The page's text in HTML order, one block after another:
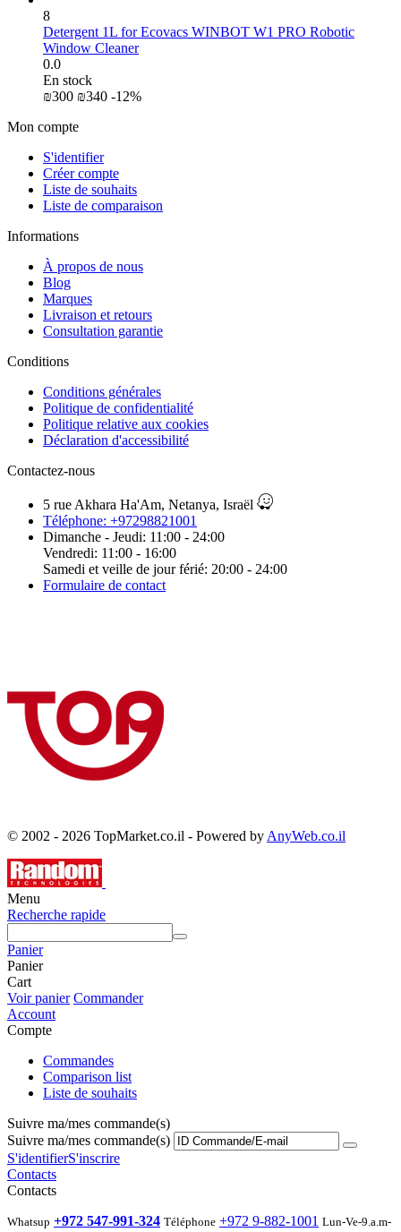
8
Detergent 1L for Ecovacs WINBOT W1 PRO Robotic
Window Cleaner
0.0
En stock
₪‍300‍ ₪‍340‍ -12%
Mon compte
S'identifier
Créer compte
Liste de souhaits
Liste de comparaison
Informations
À propos de nous
Blog
Marques
Livraison et retours
Consultation garantie
Сonditions
Conditions générales
Politique de confidentialité
Politique relative aux cookies
Déclaration d'accessibilité
Contactez-nous
5 rue Akhara Ha'Am, Netanya, Israël
Téléphone: +97298821001
Dimanche - Jeudi: 11:00 - 24:00
Vendredi: 11:00 - 16:00
Samedi et veille de jour férié: 20:00 - 24:00
Formulaire de contact
© 2002 - 2026 TopMarket.co.il - Powered by AnyWeb.co.il
Menu
Recherche rapide
Panier
Panier
Cart
Voir panier Commander
Account
Compte
Commandes
Comparison list
Liste de souhaits
Suivre ma/mes commande(s)
Suivre ma/mes commande(s)
S'identifierS'inscrire
Contacts
Contacts
Whatsup +972 547-991-324 Téléphone +972 9-882-1001 Lun-Ve-9.a.m-